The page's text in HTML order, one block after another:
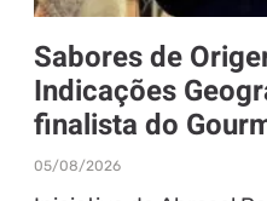
Sabores de
Indicações
finalista do
05/08/2026